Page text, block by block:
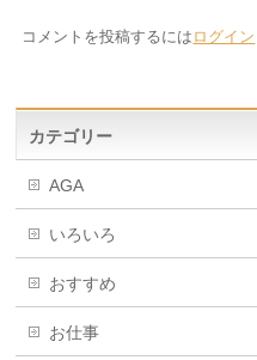
コメントを投稿するには ログイン
カテゴリー
AGA
いろいろ
おすすめ
お仕事